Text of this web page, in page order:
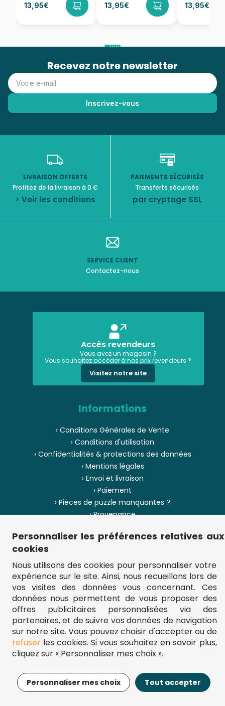
13,95€ 13,95€ 13,95€
13,95€ Ajouter au panier
Recevez notre newsletter
LIVRAISON OFFERTE
Profitez de la livraison à 0 €
> Voir les conditions
PAIEMENTS SÉCURISÉS
Transferts sécurisés
par cryptage SSL
SERVICE CLIENT
Contactez-nous
Accès revendeurs
Vous avez un magasin ?
Vous souhaitez accéder à nos prix revendeurs ?
Visitez notre site
Informations
› Conditions Générales de Vente
› Conditions d'utilisation
› Confidentialités & protections des données
› Mentions légales
› Envoi et livraison
› Paiement
› Pièces de puzzle manquantes ?
› Provenance
› Plan du site
** Frais d'envoi = 6,95 € (France) / gratuit à partir de 45 €.
fou-de-puzzle.com : le site référence pour acheter des puzzles de
qualité à bon prix.
© Fou-de-puzzle.com 2011 - 2026
Personnaliser les préférences relatives aux
cookies
Nous utilisons des cookies pour personnaliser votre
expérience sur le site. Ainsi, nous recueillons lors de
vos visites des données vous concernant. Ces
données nous permettent de vous proposer des
offres publicitaires personnalisées via des
partenaires, et de suivre vos données de navigation
sur notre site. Vous pouvez choisir d'accepter ou de
refuserles cookies. Si vous souhaitez en savoir plus,
cliquez sur « Personnaliser mes choix ».
Personnaliser mes choix Tout accepter